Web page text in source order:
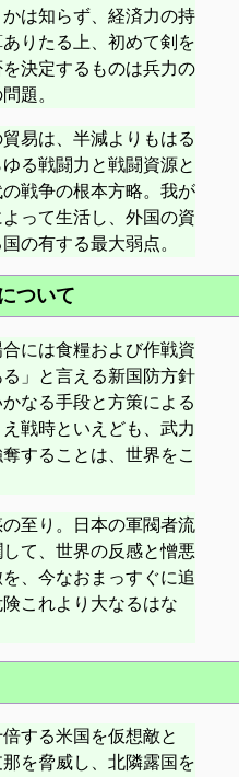
は知らず、経済力の持
りたる上、初めて剣を
決定するものは兵力の
題。
易は、半減よりもはる
る戦闘力と戦闘資源と
戦争の根本方略。我が
って生活し、外国の資
の有する最大弱点。
ついて
には食糧および作戦資
」と言える新国防方針
なる手段と方策による
戦時といえども、武力
することは、世界をこ
至り。日本の軍閥者流
て、世界の反感と憎悪
、今なおまっすぐに追
これより大なるはな
する米国を仮想敵と
を脅威し、北隣露国を